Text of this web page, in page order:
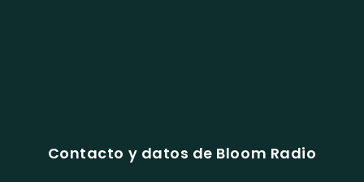
Contacto y datos de Bloom Radio